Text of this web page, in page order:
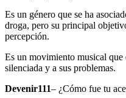
Es un género que se ha
droga, pero su principal
percepción.
Es un movimiento musical que
silenciada y a sus problemas.
Devenir111– ¿Cómo fue tu